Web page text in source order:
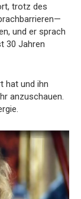
trotz des
und er sprach
30 Jahren
hat und ihn
anzuschauen.